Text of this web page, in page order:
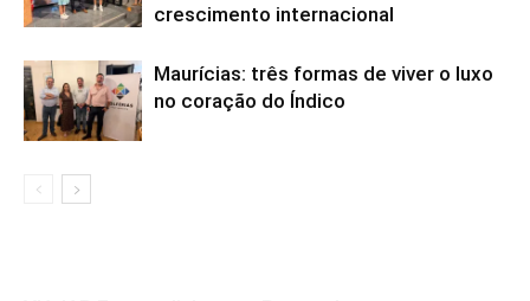
crescimento internacional
Maurícias: três formas de viver o luxo
no coração do Índico